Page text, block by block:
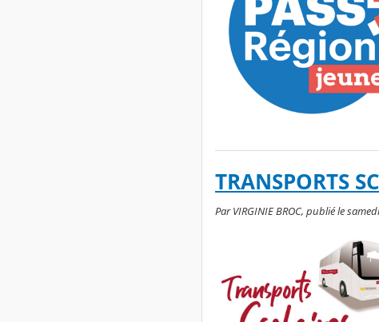
TRANSPORTS
Par VIRGINIE BROC, publié le